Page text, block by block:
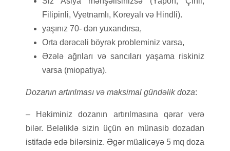
Filipinli, Vyetnamlı, Koreyalı və Hindli).
yaşınız 70- dən yuxarıdırsa,
Orta dərəcəli böyrək probleminiz varsa,
Əzələ ağrıları və sancıları yaşama riskiniz
varsa (miopatiya).
Dozanın artırılması və maksimal gündəlik doza:
– Həkiminiz dozanın artırılmasına qərar verə
bilər. Beləliklə sizin üçün ən münasib dozadan
istifadə edə bilərsiniz. Əgər müalicəyə 5 mq doza